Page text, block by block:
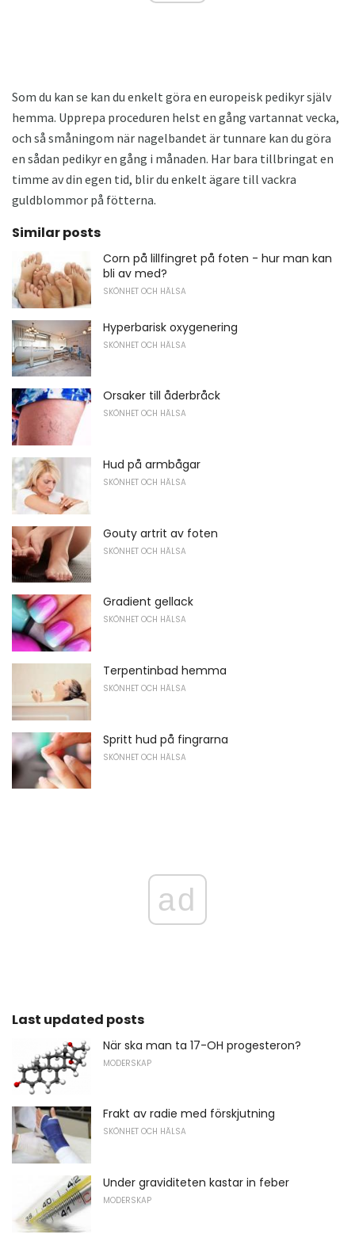
Som du kan se kan du enkelt göra en europeisk pedikyr själv
hemma. Upprepa proceduren helst en gång vartannat vecka,
och så småningom när nagelbandet är tunnare kan du göra
en sådan pedikyr en gång i månaden. Har bara tillbringat en
timme av din egen tid, blir du enkelt ägare till vackra
guldblommor på fötterna.
Similar posts
Corn på lillfingret på foten - hur man kan
bli av med?
SKÖNHET OCH HÄLSA
Hyperbarisk oxygenering
SKÖNHET OCH HÄLSA
Orsaker till åderbråck
SKÖNHET OCH HÄLSA
Hud på armbågar
SKÖNHET OCH HÄLSA
Gouty artrit av foten
SKÖNHET OCH HÄLSA
Gradient gellack
SKÖNHET OCH HÄLSA
Terpentinbad hemma
SKÖNHET OCH HÄLSA
Spritt hud på fingrarna
SKÖNHET OCH HÄLSA
ad
Last updated posts
När ska man ta 17-OH progesteron?
MODERSKAP
Frakt av radie med förskjutning
SKÖNHET OCH HÄLSA
Under graviditeten kastar in feber
MODERSKAP